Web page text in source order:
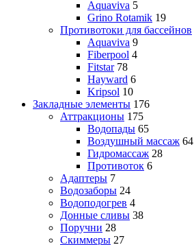
Aquaviva 5
Grino Rotamik 19
Противотоки для бассейнов
Aquaviva 9
Fiberpool 4
Fitstar 78
Hayward 6
Kripsol 10
Закладные элементы 176
Аттракционы 175
Водопады 65
Воздушный массаж 64
Гидромассаж 28
Противоток 6
Адаптеры 7
Водозаборы 24
Водоподогрев 4
Донные сливы 38
Поручни 28
Скиммеры 27